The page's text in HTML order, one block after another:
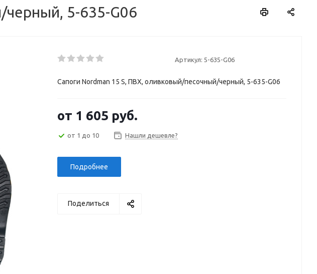
5-635-G06
Артикул: 5-635-G06
Сапоги Nordman 15 S, ПВХ, оливковый/песочный/черный, 5-635-G06
от 1 605 руб.
от 1 до 10 Нашли дешевле?
Подробнее
Поделиться